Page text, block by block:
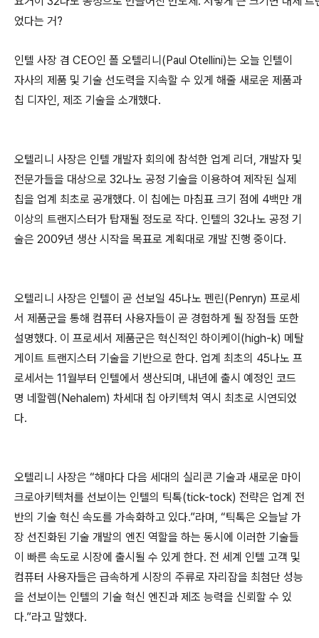
었다는 거?
인텔 사장 겸 CEO인 폴 오텔리니(Paul Otellini)는 오늘 인텔이
자사의 제품 및 기술 선도력을 지속할 수 있게 해줄 새로운 제품과
칩 디자인, 제조 기술을 소개했다.
오텔리니 사장은 인텔 개발자 회의에 참석한 업계 리더, 개발자 및
전문가들을 대상으로 32나노 공정 기술을 이용하여 제작된 실제
칩을 업계 최초로 공개했다. 이 칩에는 마침표 크기 점에 4백만 개
이상의 트랜지스터가 탑재될 정도로 작다. 인텔의 32나노 공정 기
술은 2009년 생산 시작을 목표로 계획대로 개발 진행 중이다.
오텔리니 사장은 인텔이 곧 선보일 45나노 펜린(Penryn) 프로세
서 제품군을 통해 컴퓨터 사용자들이 곧 경험하게 될 장점들 또한
설명했다. 이 프로세서 제품군은 혁신적인 하이케이(high-k) 메탈
게이트 트랜지스터 기술을 기반으로 한다. 업계 최초의 45나노 프
로세서는 11월부터 인텔에서 생산되며, 내년에 출시 예정인 코드
명 네할렘(Nehalem) 차세대 칩 아키텍처 역시 최초로 시연되었
다.
오텔리니 사장은 “해마다 다음 세대의 실리콘 기술과 새로운 마이
크로아키텍처를 선보이는 인텔의 틱톡(tick-tock) 전략은 업계 전
반의 기술 혁신 속도를 가속화하고 있다.”라며, “틱톡은 오늘날 가
장 선진화된 기술 개발의 엔진 역할을 하는 동시에 이러한 기술들
이 빠른 속도로 시장에 출시될 수 있게 한다. 전 세계 인텔 고객 및
컴퓨터 사용자들은 급속하게 시장의 주류로 자리잡을 최첨단 성능
을 선보이는 인텔의 기술 혁신 엔진과 제조 능력을 신뢰할 수 있
다.”라고 말했다.